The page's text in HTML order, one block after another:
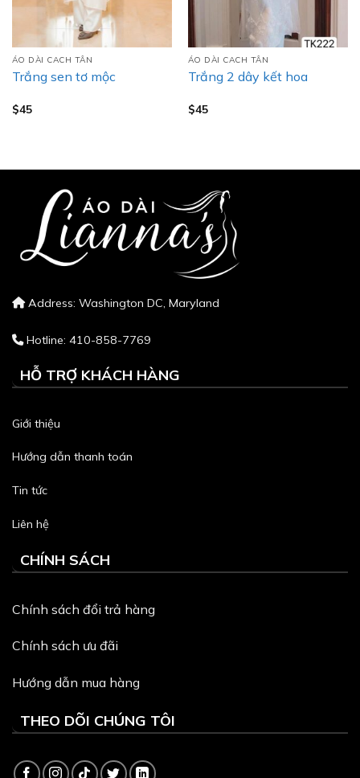
ÁO DÀI CACH TÂN
Trắng sen tơ mộc
$45
ÁO DÀI CACH TÂN
Trắng 2 dây kết hoa
$45
Address: Washington DC, Maryland
Hotline: 410-858-7769
HỖ TRỢ KHÁCH HÀNG
Giới thiệu
Hướng dẫn thanh toán
Tin tức
Liên hệ
CHÍNH SÁCH
Chính sách đổi trả hàng
Chính sách ưu đãi
Hướng dẫn mua hàng
THEO DÕI CHÚNG TÔI